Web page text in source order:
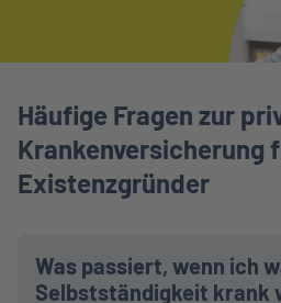
Häufige Fragen zur
Krankenversicherung
Existenzgründer
Was passiert, wenn ich
Selbstständigkeit krank